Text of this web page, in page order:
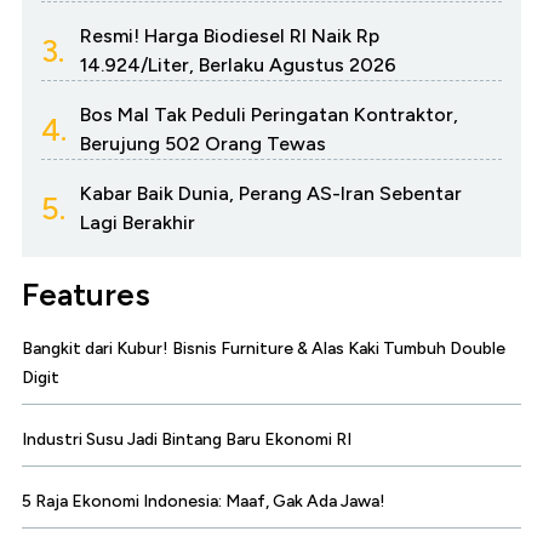
3.
Resmi! Harga Biodiesel RI Naik Rp
14.924/Liter, Berlaku Agustus 2026
4.
Bos Mal Tak Peduli Peringatan Kontraktor,
Berujung 502 Orang Tewas
5.
Kabar Baik Dunia, Perang AS-Iran Sebentar
Lagi Berakhir
Features
Bangkit dari Kubur! Bisnis Furniture & Alas Kaki Tumbuh Double
Digit
Industri Susu Jadi Bintang Baru Ekonomi RI
5 Raja Ekonomi Indonesia: Maaf, Gak Ada Jawa!